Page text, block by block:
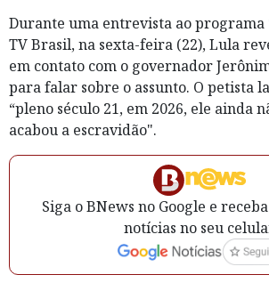
Durante uma entrevista ao programa
TV Brasil, na sexta-feira (22), Lula
em contato com o governador
para falar sobre o assunto. O petista
“pleno século 21, em 2026, ele ainda
acabou a escravidão".
Siga o BNews no Google e
notícias no seu